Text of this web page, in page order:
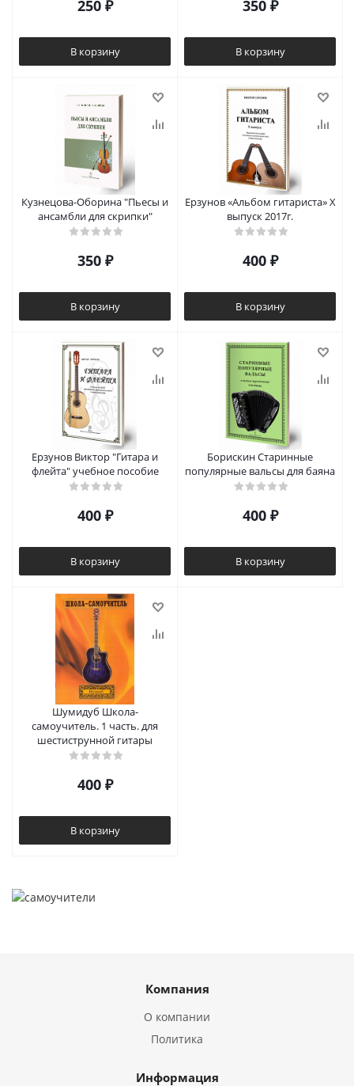
250₽
В корзину
350₽
В корзину
Кузнецова-Оборина "Пьесы и
ансамбли для скрипки"
350₽
В корзину
Ерзунов «Альбом гитариста» X
выпуск 2017г.
400₽
В корзину
Ерзунов Виктор "Гитара и
флейта" учебное пособие
400₽
В корзину
Борискин Старинные
популярные вальсы для баяна
400₽
В корзину
Шумидуб Школа-
самоучитель. 1 часть. для
шестиструнной гитары
400₽
В корзину
Компания
О компании
Политика
Информация